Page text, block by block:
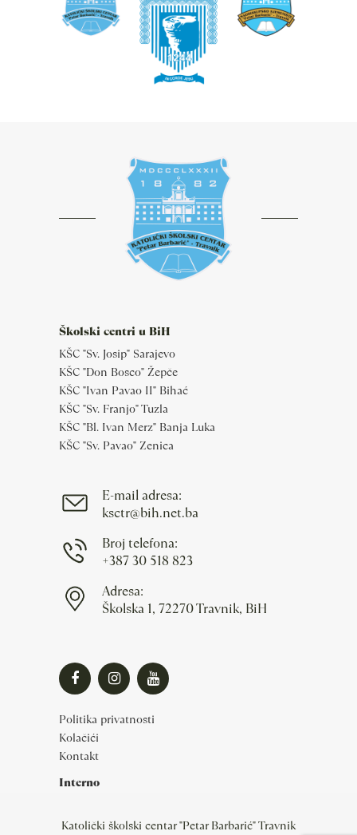
Školski centri u BiH
KŠC "Sv. Josip" Sarajevo
KŠC "Don Bosco" Žepče
KŠC "Ivan Pavao II" Bihać
KŠC "Sv. Franjo" Tuzla
KŠC "Bl. Ivan Merz" Banja Luka
KŠC "Sv. Pavao" Zenica
E-mail adresa:
ksctr@bih.net.ba
Broj telefona:
+387 30 518 823
Adresa:
Školska 1, 72270 Travnik, BiH
Politika privatnosti
Kolačići
Kontakt
Interno
Katolički školski centar "Petar Barbarić" Travnik